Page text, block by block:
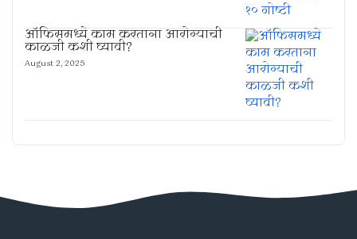
ऑफिसमध्ये काम करताना आरोग्याची
काळजी कशी घ्यावी?
August 2, 2025